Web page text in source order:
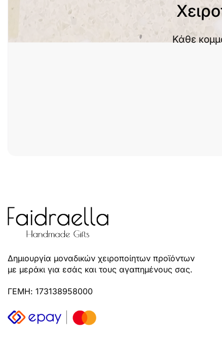
Κάθε
Δημιουργία μοναδικών χειροποίητων προϊόντων
με μεράκι για εσάς και τους αγαπημένους σας.
ΓΕΜΗ: 173138958000